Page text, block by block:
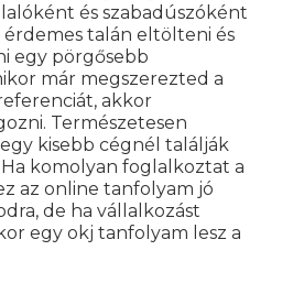
és szabadúszóként
érdemes talán eltölteni és
egy pörgősebb
már megszerezted a
akkor
Természetesen
kisebb cégnél találják
komolyan foglalkoztat a
az online tanfolyam jó
de ha vállalkozást
egy okj tanfolyam lesz a